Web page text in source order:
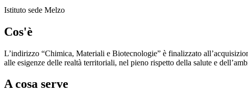
Istituto sede Melzo
Cos'è
L’indirizzo “Chimica, Materiali e Biotecnologie” è finalizzato
alle esigenze delle realtà territoriali, nel pieno rispetto della salute e
A cosa serve